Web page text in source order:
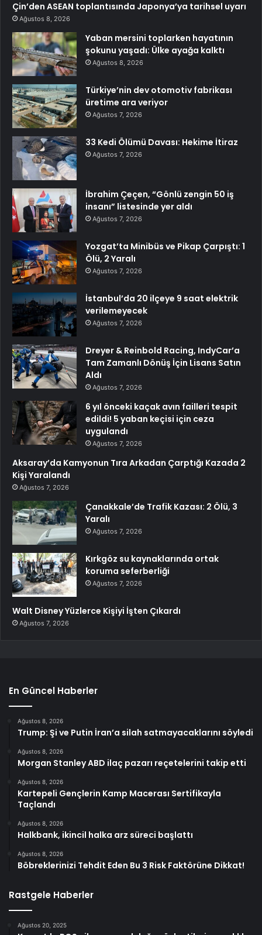
Çin’den ASEAN toplantısında Japonya’ya tarihsel uyarı
Ağustos 8, 2026
Yaban mersini toplarken hayatının
şokunu yaşadı: Ülke ayağa kalktı
Ağustos 8, 2026
Türkiye’nin dev otomotiv fabrikası
üretime ara veriyor
Ağustos 7, 2026
33 Kedi Ölümü Davası: Hekime İtiraz
Ağustos 7, 2026
İbrahim Çeçen, “Gönlü zengin 50 iş
insanı” listesinde yer aldı
Ağustos 7, 2026
Yozgat’ta Minibüs ve Pikap Çarpıştı: 1
Ölü, 2 Yaralı
Ağustos 7, 2026
İstanbul’da 20 ilçeye 9 saat elektrik
verilemeyecek
Ağustos 7, 2026
Dreyer & Reinbold Racing, IndyCar’a
Tam Zamanlı Dönüş İçin Lisans Satın
Aldı
Ağustos 7, 2026
6 yıl önceki kaçak avın failleri tespit
edildi! 5 yaban keçisi için ceza
uygulandı
Ağustos 7, 2026
Aksaray’da Kamyonun Tıra Arkadan Çarptığı Kazada 2
Kişi Yaralandı
Ağustos 7, 2026
Çanakkale’de Trafik Kazası: 2 Ölü, 3
Yaralı
Ağustos 7, 2026
Kırkgöz su kaynaklarında ortak
koruma seferberliği
Ağustos 7, 2026
Walt Disney Yüzlerce Kişiyi İşten Çıkardı
Ağustos 7, 2026
En Güncel Haberler
Ağustos 8, 2026
Trump: Şi ve Putin İran’a silah satmayacaklarını söyledi
Ağustos 8, 2026
Morgan Stanley ABD ilaç pazarı reçetelerini takip etti
Ağustos 8, 2026
Kartepeli Gençlerin Kamp Macerası Sertifikayla
Taçlandı
Ağustos 8, 2026
Halkbank, ikincil halka arz süreci başlattı
Ağustos 8, 2026
Böbreklerinizi Tehdit Eden Bu 3 Risk Faktörüne Dikkat!
Rastgele Haberler
Ağustos 20, 2025